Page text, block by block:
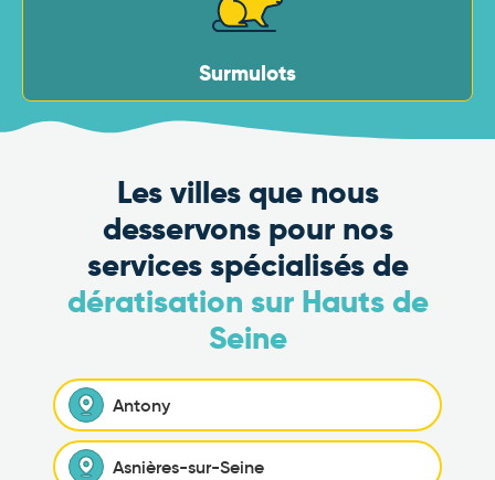
Surmulots
Les villes que nous
desservons pour nos
services spécialisés de
dératisation sur Hauts de
Seine
Antony
Asnières-sur-Seine